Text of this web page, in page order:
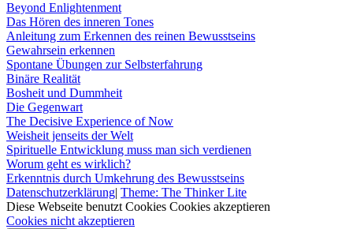
Beyond Enlightenment
Das Hören des inneren Tones
Anleitung zum Erkennen des reinen Bewusstseins
Gewahrsein erkennen
Spontane Übungen zur Selbsterfahrung
Binäre Realität
Bosheit und Dummheit
Die Gegenwart
The Decisive Experience of Now
Weisheit jenseits der Welt
Spirituelle Entwicklung muss man sich verdienen
Worum geht es wirklich?
Erkenntnis durch Umkehrung des Bewusstseins
Datenschutzerklärung Theme: The Thinker Lite
Diese Webseite benutzt Cookies Cookies akzeptieren
Cookies nicht akzeptieren